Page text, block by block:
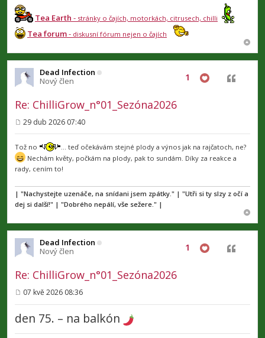
Tea Earth - stránky o čajích, motorkách, citrusech, chilli
Tea forum- diskusní fórum nejen o čajích
Dead Infection
Nový člen
Re: ChilliGrow_n°01_Sezóna2026
1 Citovat
ř
í
s
p
ě
e
k
29 dub 2026 07:40
Tož no
… teď očekávám stejné plody a výnos jak na rajčatoch, ne?
Nechám květy, počkám na plody, pak to sundám. Díky za reakce a
rady, cením to!
| "Nachystejte uzenáče, na snídani jsem zpátky." | "Utři si ty slzy z očí a
dej si další!" | "Dobrého nepálí, vše sežere." |
Dead Infection
Nový člen
Re: ChilliGrow_n°01_Sezóna2026
1 Citovat
ř
í
s
p
07 kvě 2026 08:36
den 75. – na balkón